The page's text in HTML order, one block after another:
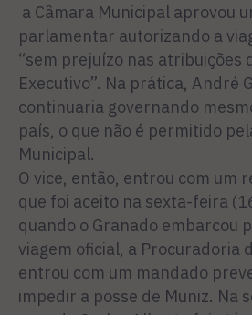
a Câmara Municipal aprovou
parlamentar autorizando a
“sem prejuízo nas atribuições
Executivo”. Na prática, André
continuaria governando
país, o que não é permitido
Municipal.
O vice, então, entrou com um
que foi aceito na sexta-feira
quando o Granado embarcou
viagem oficial, a Procuradoria
entrou com um mandado
impedir a posse de Muniz. Na